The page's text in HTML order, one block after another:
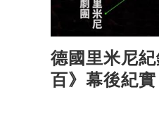
德國里米尼
百》幕後紀實